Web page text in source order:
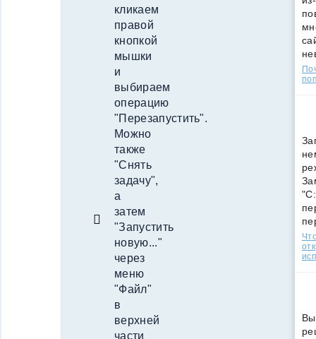
кликаем
правой
кнопкой
мышки
и
выбираем
операцию
"Перезапустить".
Можно
также
"Снять
задачу",
а
затем
"Запустить
новую..."
через
меню
"Файл"
в
верхней
части